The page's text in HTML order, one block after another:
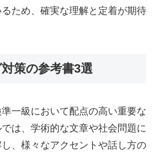
ため、確実な理解と定着が期待
策の参考書3選
一級において配点の高い重要な
は、学術的な文章や社会問題に
、様々なアクセントや話し方の